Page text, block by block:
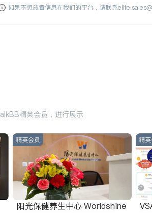
如果不想放置信息在我们的平台，请联系
精英会员，进行展示
精英会员
阳光保健养生中心 Worldshine
精